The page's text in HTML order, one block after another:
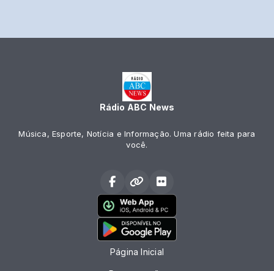
Rádio ABC News
Música, Esporte, Notícia e Informação. Uma rádio feita para
você.
Página Inicial